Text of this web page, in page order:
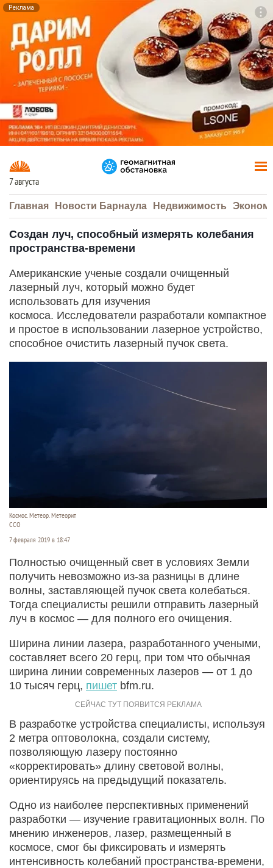
Реклама
7 августа
Главная Новости Барнаула Недвижимость
Создан луч, способный измерять колебания
пространства-времени
Американские ученые создали очищенный
лазерный луч, который можно будет
использовать для изучения
космоса. Исследователи разработали компактное
и простое в использовании лазерное устройство,
способное очистить лазерный пучок света.
Космос. Метеор. Метеорит
ССО
7 февраля 2019 в 18:47
Полностью очищенный свет в условиях Земли
получить невозможно из-за разницы в длине
волны, заставляющей пучок света колебаться.
Тогда специалисты решили отправить лазерный
луч в космос — для полного его очищения.
Ширина линии лазера, разработанного учеными,
составляет всего 20 герц, при том что обычная
ширина линии современных лазеров — от 1 до
10 тысяч герц, пишет bfm.ru.
В разработке устройства специалисты, используя
2 метра оптоволокна, создали систему,
позволяющую лазеру постоянно
«корректировать» длину световой волны,
ориентируясь на предыдущий показатель.
Одно из наиболее перспективных применений
разработки — изучение гравитационных волн. По
мнению инженеров, лазер, размещенный в
космосе, смог бы фиксировать и измерять
интенсивность колебаний пространства-времени,